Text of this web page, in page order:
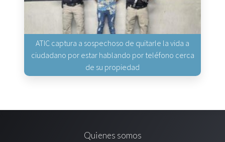
ATIC captura a sospechoso de quitarle la vida a
ciudadano por estar hablando por teléfono cerca
de su propiedad
Quienes somos